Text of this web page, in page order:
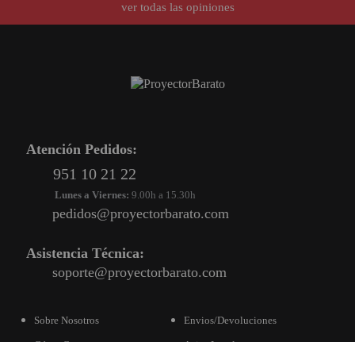
ver todas las opiniones
Atención Pedidos:
951 10 21 22
Lunes a Viernes: 9.00h a 15.30h
pedidos@proyectorbarato.com
Asistencia Técnica:
soporte@proyectorbarato.com
Sobre Nosotros Envios/Devoluciones